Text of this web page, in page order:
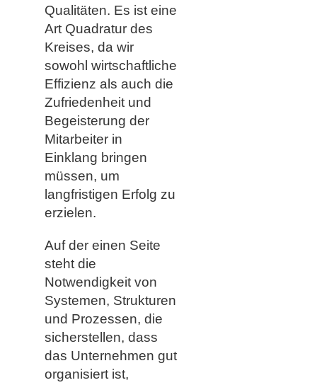
Qualitäten. Es ist eine
Art Quadratur des
Kreises, da wir
sowohl wirtschaftliche
Effizienz als auch die
Zufriedenheit und
Begeisterung der
Mitarbeiter in
Einklang bringen
müssen, um
langfristigen Erfolg zu
erzielen.
Auf der einen Seite
steht die
Notwendigkeit von
Systemen, Strukturen
und Prozessen, die
sicherstellen, dass
das Unternehmen gut
organisiert ist,